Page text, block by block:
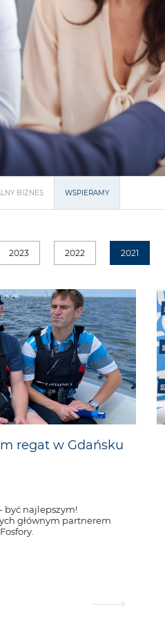
BIZNES WSPIERAMY
2023 2022 2021
regat w Gdańsku
być najlepszym!
głównym partnerem